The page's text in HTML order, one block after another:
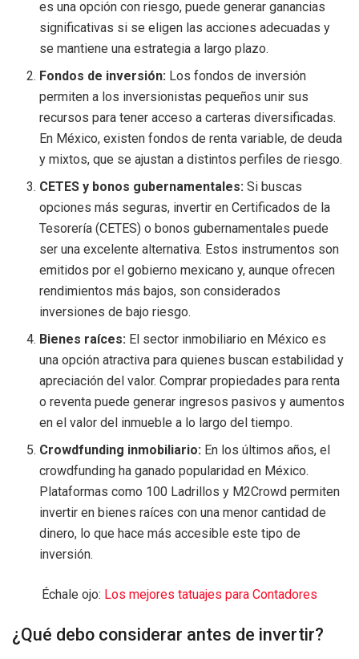
es una opción con riesgo, puede generar ganancias
significativas si se eligen las acciones adecuadas y
se mantiene una estrategia a largo plazo.
Fondos de inversión: Los fondos de inversión
permiten a los inversionistas pequeños unir sus
recursos para tener acceso a carteras diversificadas.
En México, existen fondos de renta variable, de deuda
y mixtos, que se ajustan a distintos perfiles de riesgo.
CETES y bonos gubernamentales: Si buscas
opciones más seguras, invertir en Certificados de la
Tesorería (CETES) o bonos gubernamentales puede
ser una excelente alternativa. Estos instrumentos son
emitidos por el gobierno mexicano y, aunque ofrecen
rendimientos más bajos, son considerados
inversiones de bajo riesgo.
Bienes raíces: El sector inmobiliario en México es
una opción atractiva para quienes buscan estabilidad y
apreciación del valor. Comprar propiedades para renta
o reventa puede generar ingresos pasivos y aumentos
en el valor del inmueble a lo largo del tiempo.
Crowdfunding inmobiliario: En los últimos años, el
crowdfunding ha ganado popularidad en México.
Plataformas como 100 Ladrillos y M2Crowd permiten
invertir en bienes raíces con una menor cantidad de
dinero, lo que hace más accesible este tipo de
inversión.
Échale ojo: Los mejores tatuajes para Contadores
¿Qué debo considerar antes de invertir?